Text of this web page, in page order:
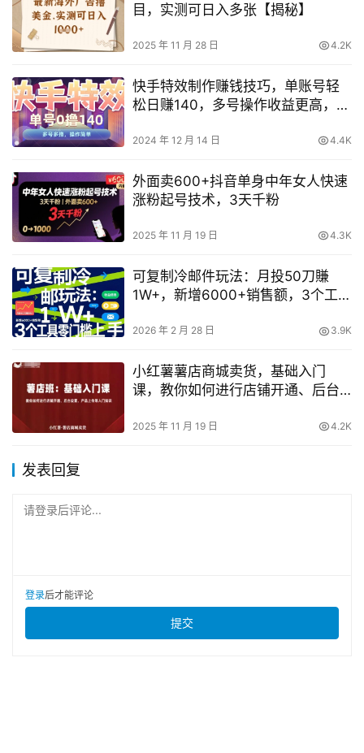
目，实测可日入多张【揭秘】
2025 年 11 月 28 日 4.2K
快手特效制作赚钱技巧，单账号轻
松日赚140，多号操作收益更高，简
2024 年 12 月 14 日 4.4K
外面卖600+抖音单身中年女人快速
涨粉起号技术，3天千粉
2025 年 11 月 19 日 4.3K
可复制冷邮件玩法：月投50刀賺
1W+，新增6000+销售额，3个工具
2026 年 2 月 28 日 3.9K
小红薯薯店商城卖货，基础入门
课，教你如何进行店铺开通、后台
2025 年 11 月 19 日 4.2K
发表回复
请登录后评论...
登录后才能评论
提交